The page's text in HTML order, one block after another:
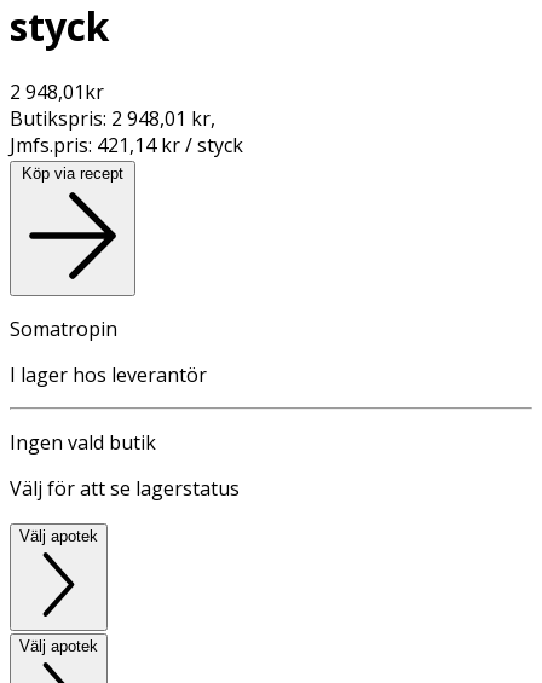
styck
2 948,01kr
Butikspris: 2 948,01 kr,
Jmfs.pris: 421,14 kr / styck
Köp via recept
Somatropin
I lager hos leverantör
Ingen vald butik
Välj för att se lagerstatus
Välj apotek
Välj apotek